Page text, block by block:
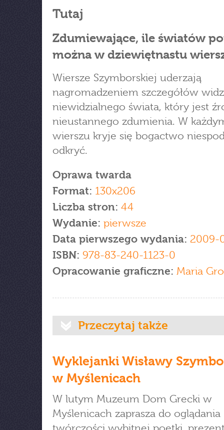
Tutaj
Zdumiewające, ile światów
można w dziewiętnastu
Wiersze Szymborskiej uderzają
nagromadzeniem szczegółów
niewidzialnego świata, który jest
nieustannego zdumienia. W
wierszu kryje się bogactwo
odkryć.
Oprawa twarda
Format: 130x206
Liczba stron: 44
Wydanie: pierwsze
Data pierwszego wydania: 2009-
ISBN: 978-83-240-1123-0
Opracowanie graficzne: Maria
Przeczytaj także
Wyklejanki Wisławy
w Myślenicach
W lutym Muzeum Dom Grecki w
Myślenicach zaprasza do oglądania